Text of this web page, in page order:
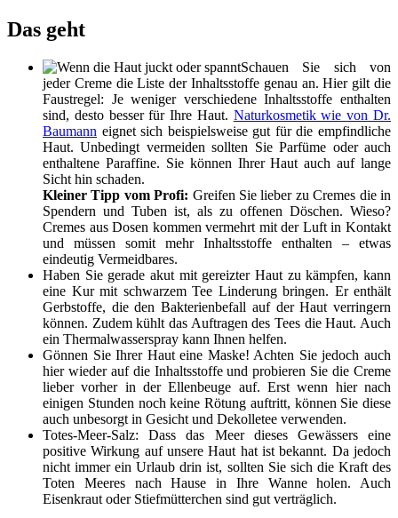
Das geht
Schauen Sie sich von
jeder Creme die Liste der Inhaltsstoffe genau an. Hier gilt die
Faustregel: Je weniger verschiedene Inhaltsstoffe enthalten
sind, desto besser für Ihre Haut. Naturkosmetik wie von Dr.
Baumann eignet sich beispielsweise gut für die empfindliche
Haut. Unbedingt vermeiden sollten Sie Parfüme oder auch
enthaltene Paraffine. Sie können Ihrer Haut auch auf lange
Sicht hin schaden.
Kleiner Tipp vom Profi: Greifen Sie lieber zu Cremes die in
Spendern und Tuben ist, als zu offenen Döschen. Wieso?
Cremes aus Dosen kommen vermehrt mit der Luft in Kontakt
und müssen somit mehr Inhaltsstoffe enthalten – etwas
eindeutig Vermeidbares.
Haben Sie gerade akut mit gereizter Haut zu kämpfen, kann
eine Kur mit schwarzem Tee Linderung bringen. Er enthält
Gerbstoffe, die den Bakterienbefall auf der Haut verringern
können. Zudem kühlt das Auftragen des Tees die Haut. Auch
ein Thermalwasserspray kann Ihnen helfen.
Gönnen Sie Ihrer Haut eine Maske! Achten Sie jedoch auch
hier wieder auf die Inhaltsstoffe und probieren Sie die Creme
lieber vorher in der Ellenbeuge auf. Erst wenn hier nach
einigen Stunden noch keine Rötung auftritt, können Sie diese
auch unbesorgt in Gesicht und Dekolletee verwenden.
Totes-Meer-Salz: Dass das Meer dieses Gewässers eine
positive Wirkung auf unsere Haut hat ist bekannt. Da jedoch
nicht immer ein Urlaub drin ist, sollten Sie sich die Kraft des
Toten Meeres nach Hause in Ihre Wanne holen. Auch
Eisenkraut oder Stiefmütterchen sind gut verträglich.